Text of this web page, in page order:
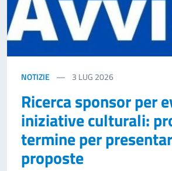
NOTIZIE 3 LUG 2026
Ricerca sponsor per
iniziative culturali:
termine per
proposte